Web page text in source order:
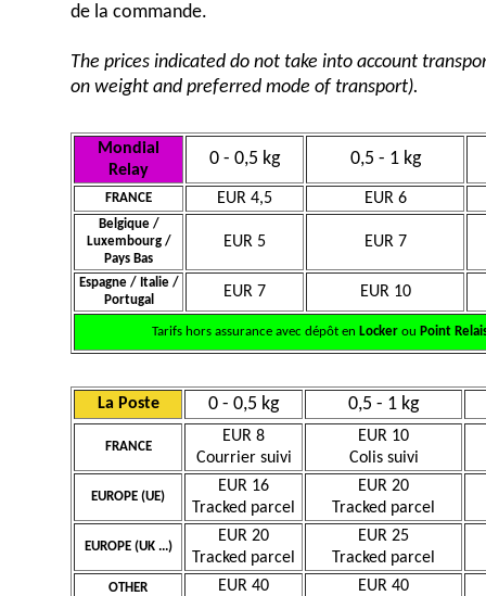
de la commande.
The prices indicated do not take into account
on weight and preferred mode of transport).
Mondial
Relay
0 - 0,5 kg 0,5 - 1 kg
FRANCE EUR 4,5 EUR 6
Belgique /
Luxembourg /
Pays Bas
EUR 5 EUR 7
Espagne / Italie /
Portugal
EUR 7 EUR 10
Tarifs hors assurance avec dépôt en Lockerou Point
La Poste 0 - 0,5 kg 0,5 - 1 kg
FRANCE
EUR 8
Courrier suivi
EUR 10
Colis suivi
EUROPE (UE)
EUR 16
Tracked parcel
EUR 20
Tracked parcel
EUROPE (UK ...)
EUR 20
Tracked parcel
EUR 25
Tracked parcel
OTHER
EUR 40
EUR 40